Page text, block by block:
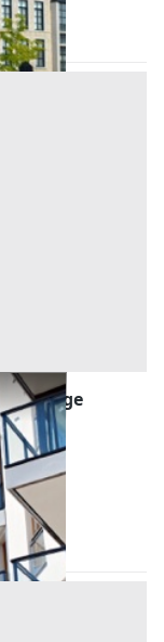
garage